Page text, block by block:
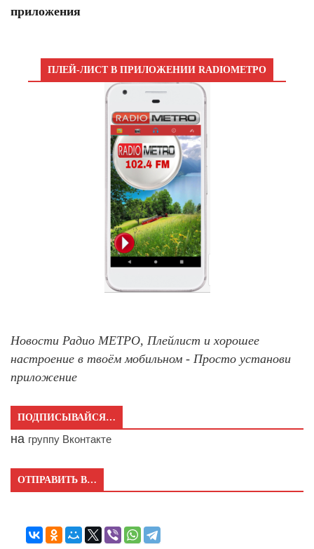
приложения
ПЛЕЙ-ЛИСТ В ПРИЛОЖЕНИИ RADIOМЕТРО
Новости Радио МЕТРО, Плейлист и хорошее
настроение в твоём мобильном - Просто установи
приложение
ПОДПИСЫВАЙСЯ…
на группу Вконтакте
ОТПРАВИТЬ В…